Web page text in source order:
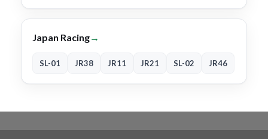
Japan Racing→
SL-01 JR38 JR11 JR21 SL-02 JR46